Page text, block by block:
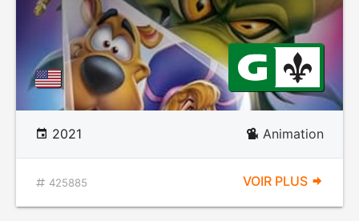
2021 Animation
425885 VOIR PLUS